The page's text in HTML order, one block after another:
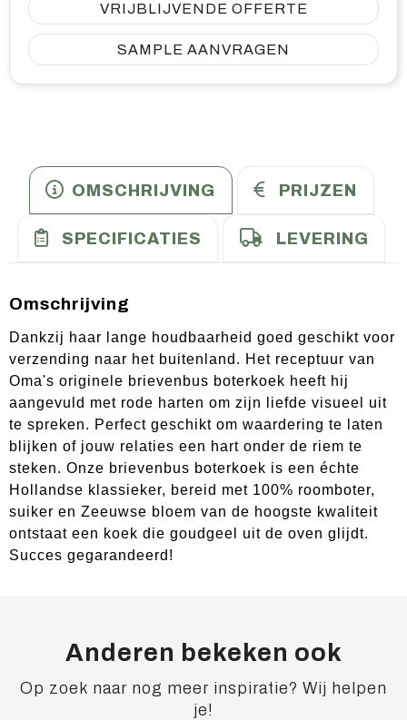
VRIJBLIJVENDE OFFERTE
SAMPLE AANVRAGEN
OMSCHRIJVING PRIJZEN
SPECIFICATIES LEVERING
Omschrijving
Dankzij haar lange houdbaarheid goed geschikt voor
verzending naar het buitenland. Het receptuur van
Oma's originele brievenbus boterkoek heeft hij
aangevuld met rode harten om zijn liefde visueel uit
te spreken. Perfect geschikt om waardering te laten
blijken of jouw relaties een hart onder de riem te
steken. Onze brievenbus boterkoek is een échte
Hollandse klassieker, bereid met 100% roomboter,
suiker en Zeeuwse bloem van de hoogste kwaliteit
ontstaat een koek die goudgeel uit de oven glijdt.
Succes gegarandeerd!
Anderen bekeken ook
Op zoek naar nog meer inspiratie? Wij helpen
je!